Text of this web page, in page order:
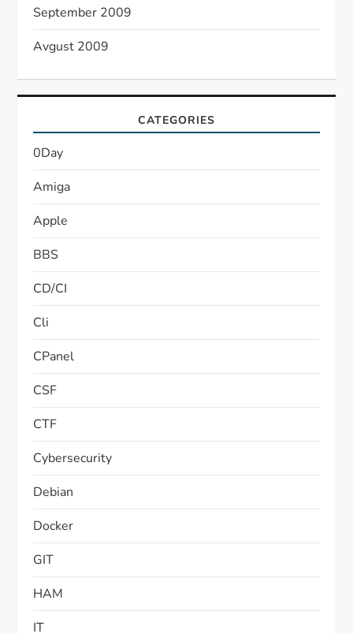
September 2009
Avgust 2009
CATEGORIES
0Day
Amiga
Apple
BBS
CD/CI
Cli
CPanel
CSF
CTF
Cybersecurity
Debian
Docker
GIT
HAM
IT